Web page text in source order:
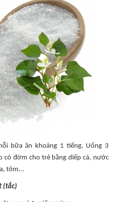
bữa ăn khoảng 1 tiếng. Uống 3
có đờm cho trẻ bằng diếp cá, nước
tôm...
(tắc)